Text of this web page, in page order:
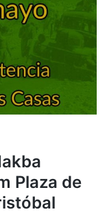
Plaza de